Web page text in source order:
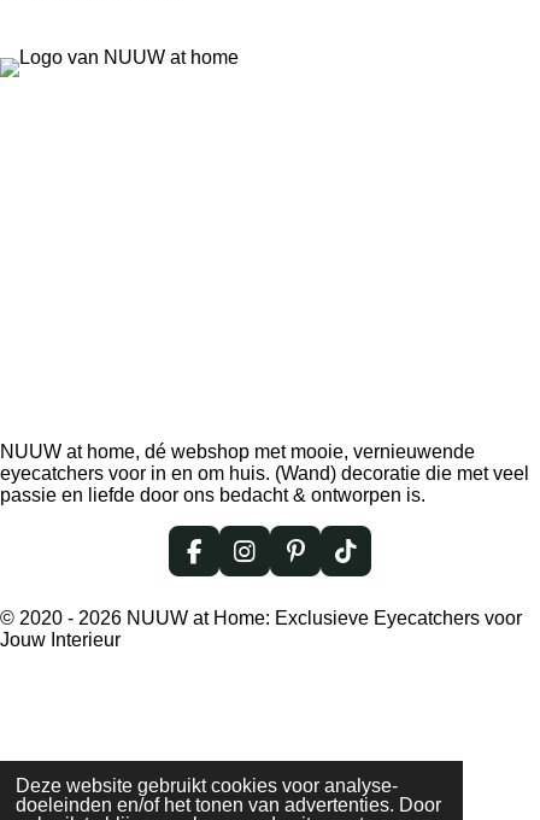
Deze website gebruikt cookies voor analyse-
doeleinden en/of het tonen van advertenties. Door
NUUW at home, dé webshop met mooie, vernieuwende
eyecatchers voor in en om huis. (Wand) decoratie die met veel
passie en liefde door ons bedacht & ontworpen is.
F
a
e
I
n
t
P
i
t
T
i
T
© 2020 - 2026 NUUW at Home: Exclusieve Eyecatchers voor
Jouw Interieur